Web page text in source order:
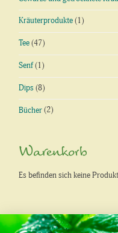
Kräuterprodukte (1)
Tee (47)
Senf(1)
Dips (8)
Bücher (2)
Warenkorb
Es befinden sich keine